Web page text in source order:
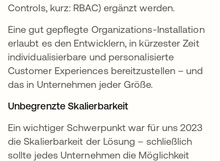
Controls, kurz: RBAC) ergänzt werden.
Eine gut gepflegte Organizations-Installation
erlaubt es den Entwicklern, in kürzester Zeit
individualisierbare und personalisierte
Customer Experiences bereitzustellen – und
das in Unternehmen jeder Größe.
Unbegrenzte Skalierbarkeit
Ein wichtiger Schwerpunkt war für uns 2023
die Skalierbarkeit der Lösung – schließlich
sollte jedes Unternehmen die Möglichkeit